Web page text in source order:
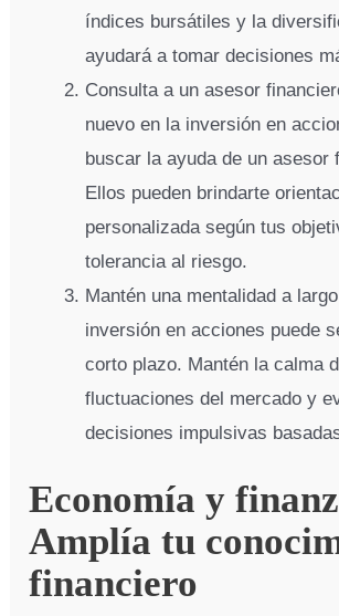
índices bursátiles y la
ayudará a tomar decisiones
Consulta a un asesor
nuevo en la inversión en
buscar la ayuda de un asesor
Ellos pueden brindarte
personalizada según tus
tolerancia al riesgo.
Mantén una mentalidad a
inversión en acciones puede
corto plazo. Mantén la calma
fluctuaciones del mercado y
decisiones impulsivas
Economía y
Amplía tu
financiero